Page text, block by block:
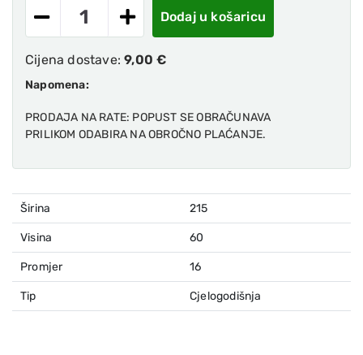
Dodaj u košaricu
Cijena dostave:9,00 €
Napomena:
PRODAJA NA RATE: POPUST SE OBRAČUNAVA
PRILIKOM ODABIRA NA OBROČNO PLAĆANJE.
Širina 215
Visina 60
Promjer 16
Tip Cjelogodišnja